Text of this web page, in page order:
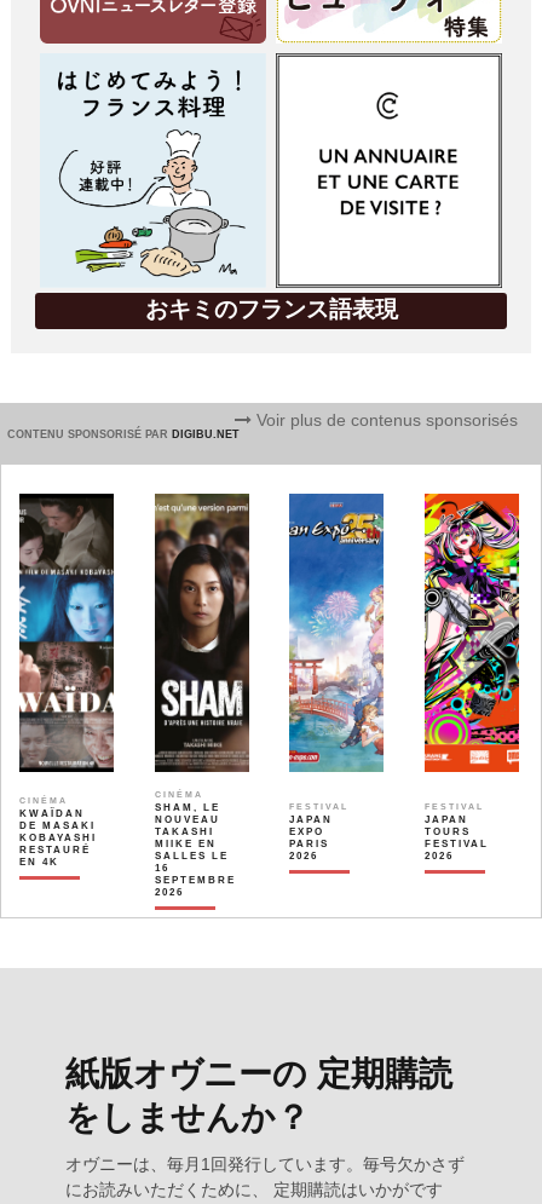
おキミのフランス語表現
CONTENU SPONSORISÉ PAR DIGIBU.NET
Voir plus de contenus sponsorisés
CINÉMA
KWAÏDAN
DE MASAKI
KOBAYASHI
RESTAURÉ
EN 4K
CINÉMA
SHAM, LE
NOUVEAU
TAKASHI
MIIKE EN
SALLES LE
16
SEPTEMBRE
2026
FESTIVAL
JAPAN
EXPO
PARIS
2026
FESTIVAL
JAPAN
TOURS
FESTIVAL
2026
紙版オヴニーの 定期購読
をしませんか？
オヴニーは、毎月1回発行しています。毎号欠かさず
にお読みいただくために、 定期購読はいかがです